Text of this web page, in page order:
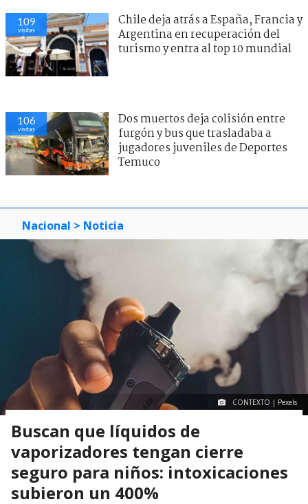
109
visitas
Chile deja atrás a España, Francia y
Argentina en recuperación del
turismo y entra al top 10 mundial
106
visitas
Dos muertos deja colisión entre
furgón y bus que trasladaba a
jugadores juveniles de Deportes
Temuco
Nacional > Noticia
CONTEXTO | Pexels
Buscan que líquidos de
vaporizadores tengan cierre
seguro para niños: intoxicaciones
subieron un 400%